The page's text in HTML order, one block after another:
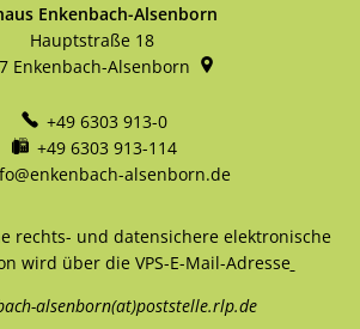
Enkenbach-Alsenborn
Hauptstraße 18
Enkenbach-Alsenborn
+49 6303 913-0
+49 6303 913-114
alsenborn.de
rechts- und datensichere elektronische
wird über die VPS-E-Mail-Adresse
alsenborn(at)poststelle.rlp.de